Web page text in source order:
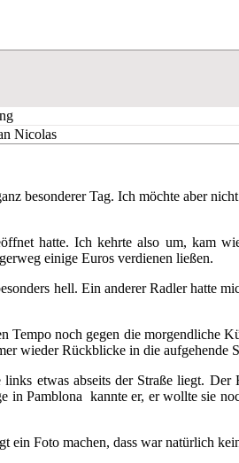
Nicolas
besonderer Tag. Ich möchte aber
hatte. Ich kehrte also um, kam
einige Euros verdienen ließen.
hell. Ein anderer Radler hatte
noch gegen die morgendliche
wieder Rückblicke in die aufgehende
etwas abseits der Straße liegt.
Pamblona kannte er, er wollte sie
Foto machen, dass war natürlich